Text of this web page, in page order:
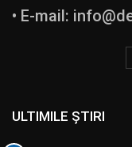
• E-mail:
ULTIMILE ȘTIRI